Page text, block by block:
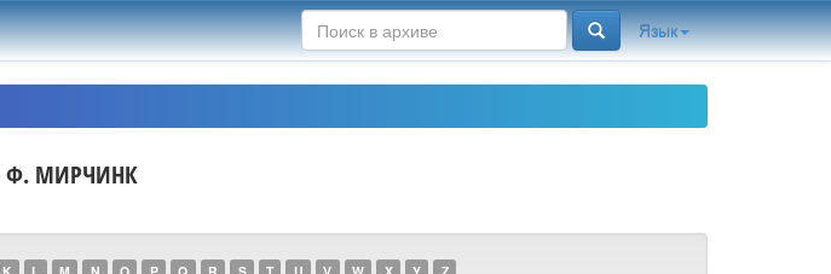
Язык
Ф. МИРЧИНК